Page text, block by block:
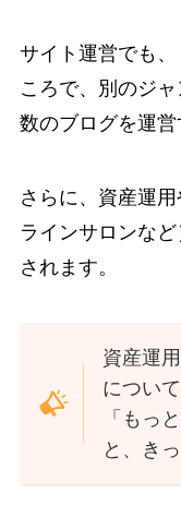
サイト運営でも
ころで、別のジ
数のブログを運営
さらに、資産運
ラインサロンな
されます。
資産運
につい
「もっ
と、き